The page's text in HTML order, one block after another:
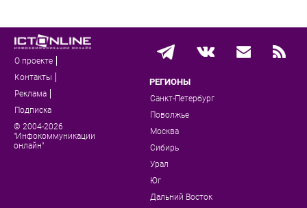
О проекте
Контакты
Реклама
Подписка
© 2004-2026
"Инфокоммуникации
онлайн"
РЕГИОНЫ
Санкт-Петербург
Поволжье
Москва
Сибирь
Урал
Юг
Дальний Восток